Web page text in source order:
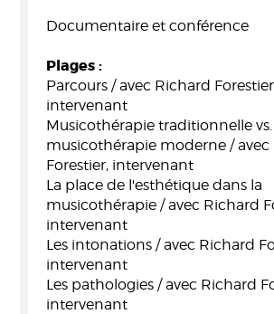
Documentaire et conférence
Plages :
Parcours / avec Richard
intervenant
Musicothérapie traditionnelle vs.
musicothérapie moderne / avec
Forestier, intervenant
La place de l'esthétique dans la
musicothérapie / avec Richard
intervenant
Les intonations / avec Richard
intervenant
Les pathologies / avec Richard
intervenant